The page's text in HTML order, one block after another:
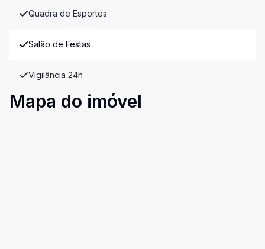
Quadra de Esportes
Salão de Festas
Vigilância 24h
Mapa do imóvel